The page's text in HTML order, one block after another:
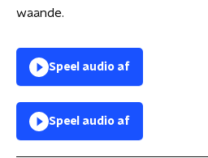
waande.
Speel audio af
Speel audio af